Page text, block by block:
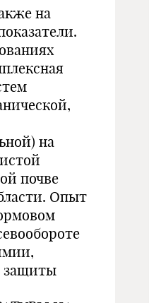
на
на
почве
Опыт
защиты